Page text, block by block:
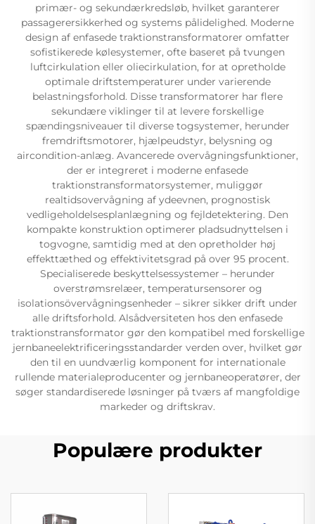
primær- og sekundærkredsløb, hvilket garanterer
passagerersikkerhed og systems pålidelighed. Moderne
design af enfasede traktionstransformatorer omfatter
sofistikerede kølesystemer, ofte baseret på tvungen
luftcirkulation eller oliecirkulation, for at opretholde
optimale driftstemperaturer under varierende
belastningsforhold. Disse transformatorer har flere
sekundære viklinger til at levere forskellige
spændingsniveauer til diverse togsystemer, herunder
fremdriftsmotorer, hjælpeudstyr, belysning og
aircondition-anlæg. Avancerede overvågningsfunktioner,
der er integreret i moderne enfasede
traktionstransformatorsystemer, muliggør
realtidsovervågning af ydeevnen, prognostisk
vedligeholdelsesplanlægning og fejldetektering. Den
kompakte konstruktion optimerer pladsudnyttelsen i
togvogne, samtidig med at den opretholder høj
effekttæthed og effektivitetsgrad på over 95 procent.
Specialiserede beskyttelsessystemer – herunder
overstrømsrelæer, temperatursensorer og
isolationsövervågningsenheder – sikrer sikker drift under
alle driftsforhold. Alsådversiteten hos den enfasede
traktionstransformator gør den kompatibel med forskellige
jernbaneelektrificeringsstandarder verden over, hvilket gør
den til en uundværlig komponent for internationale
rullende materialeproducenter og jernbaneoperatører, der
søger standardiserede løsninger på tværs af mangfoldige
markeder og driftskrav.
Populære produkter